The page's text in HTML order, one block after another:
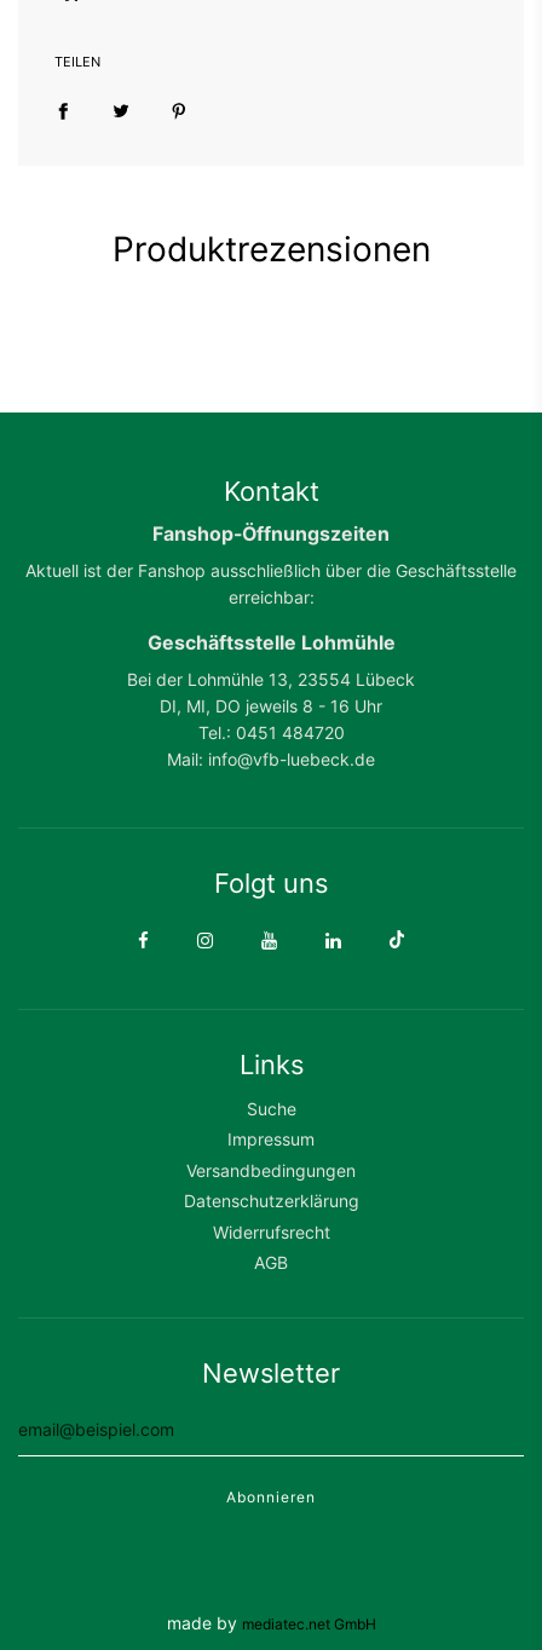
TEILEN
Produktrezensionen
Kontakt
Fanshop-Öffnungszeiten
Aktuell ist der Fanshop ausschließlich über die Geschäftsstelle
erreichbar:
Geschäftsstelle Lohmühle
Bei der Lohmühle 13, 23554 Lübeck
DI, MI, DO jeweils 8 - 16 Uhr
Tel.: 0451 484720
Mail: info@vfb-luebeck.de
Folgt uns
Links
Suche
Impressum
Versandbedingungen
Datenschutzerklärung
Widerrufsrecht
AGB
Newsletter
made by mediatec.net GmbH